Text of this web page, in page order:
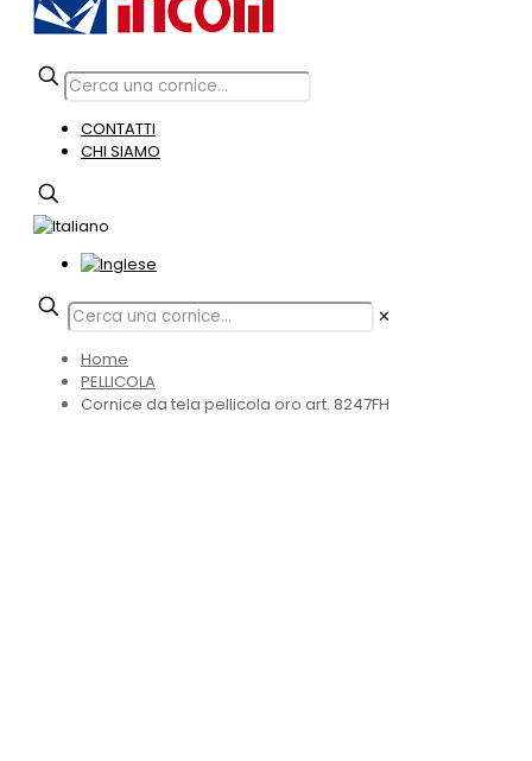
CONTATTI
CHI SIAMO
✕
Home
PELLICOLA
Cornice da tela pellicola oro art. 8247FH